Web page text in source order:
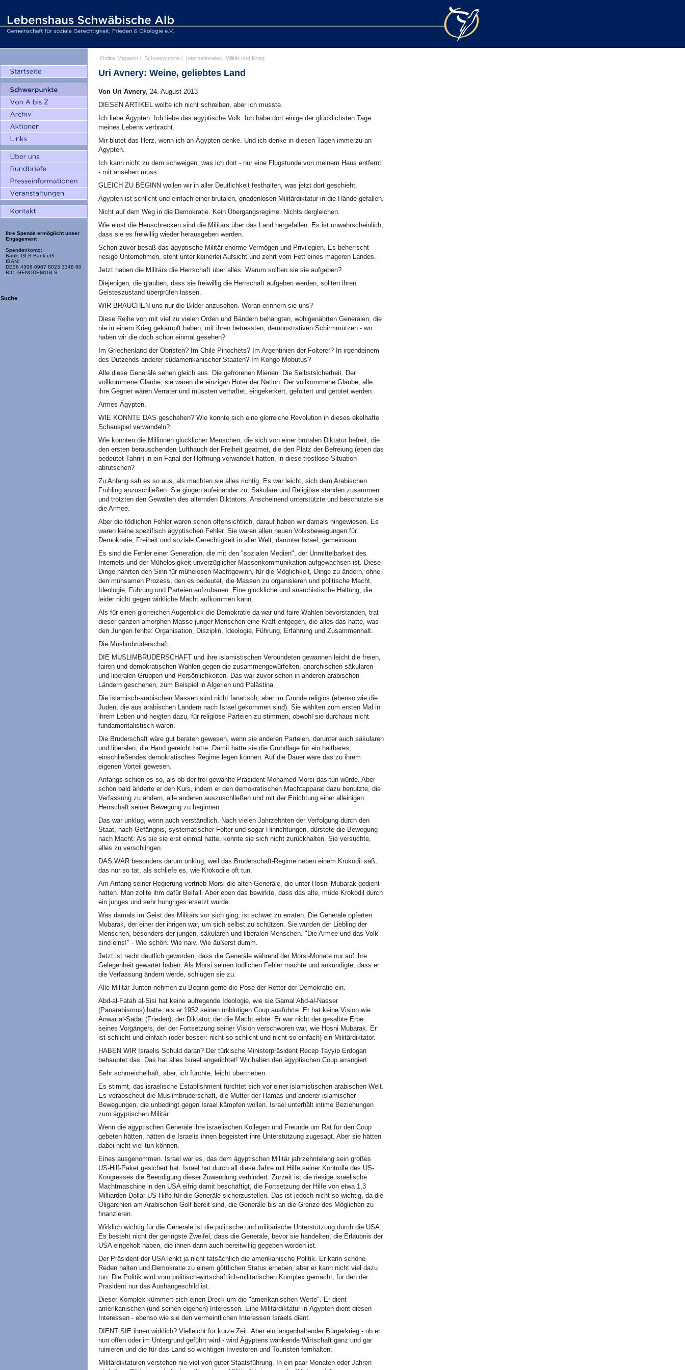
Ihre Spende ermöglicht unser
Engagement
Spendenkonto:
Bank: GLS Bank eG
IBAN:
DE36 4306 0967 8023 3348 00
BIC: GENODEM1GLS
Suche
Online Magazin / Schwerpunkte / Internationales, Militär und Krieg
Uri Avnery: Weine, geliebtes Land
Von Uri Avnery, 24. August 2013
DIESEN ARTIKEL wollte ich nicht schreiben, aber ich musste.
Ich liebe Ägypten. Ich liebe das ägyptische Volk. Ich habe dort einige der glücklichsten Tage
meines Lebens verbracht.
Mir blutet das Herz, wenn ich an Ägypten denke. Und ich denke in diesen Tagen immerzu an
Ägypten.
Ich kann nicht zu dem schweigen, was ich dort - nur eine Flugstunde von meinem Haus entfernt
- mit ansehen muss.
GLEICH ZU BEGINN wollen wir in aller Deutlichkeit festhalten, was jetzt dort geschieht.
Ägypten ist schlicht und einfach einer brutalen, gnadenlosen Militärdiktatur in die Hände gefallen.
Nicht auf dem Weg in die Demokratie. Kein Übergangsregime. Nichts dergleichen.
Wie einst die Heuschrecken sind die Militärs über das Land hergefallen. Es ist unwahrscheinlich,
dass sie es freiwillig wieder herausgeben werden.
Schon zuvor besaß das ägyptische Militär enorme Vermögen und Privilegien. Es beherrscht
riesige Unternehmen, steht unter keinerlei Aufsicht und zehrt vom Fett eines mageren Landes.
Jetzt haben die Militärs die Herrschaft über alles. Warum sollten sie sie aufgeben?
Diejenigen, die glauben, dass sie freiwillig die Herrschaft aufgeben werden, sollten ihren
Geisteszustand überprüfen lassen.
WIR BRAUCHEN uns nur die Bilder anzusehen. Woran erinnern sie uns?
Diese Reihe von mit viel zu vielen Orden und Bändern behängten, wohlgenährten Generälen, die
nie in einem Krieg gekämpft haben, mit ihren betressten, demonstrativen Schirmmützen - wo
haben wir die doch schon einmal gesehen?
Im Griechenland der Obristen? Im Chile Pinochets? Im Argentinien der Folterer? In irgendeinem
des Dutzends anderer südamerikanischer Staaten? Im Kongo Mobutus?
Alle diese Generäle sehen gleich aus. Die gefrorenen Mienen. Die Selbstsicherheit. Der
vollkommene Glaube, sie wären die einzigen Hüter der Nation. Der vollkommene Glaube, alle
ihre Gegner wären Verräter und müssten verhaftet, eingekerkert, gefoltert und getötet werden.
Armes Ägypten.
WIE KONNTE DAS geschehen? Wie konnte sich eine glorreiche Revolution in dieses ekelhafte
Schauspiel verwandeln?
Wie konnten die Millionen glücklicher Menschen, die sich von einer brutalen Diktatur befreit, die
den ersten berauschenden Lufthauch der Freiheit geatmet, die den Platz der Befreiung (eben das
bedeutet Tahrir) in ein Fanal der Hoffnung verwandelt hatten, in diese trostlose Situation
abrutschen?
Zu Anfang sah es so aus, als machten sie alles richtig. Es war leicht, sich dem Arabischen
Frühling anzuschließen. Sie gingen aufeinander zu, Säkulare und Religiöse standen zusammen
und trotzten den Gewalten des alternden Diktators. Anscheinend unterstützte und beschützte sie
die Armee.
Aber die tödlichen Fehler waren schon offensichtlich, darauf haben wir damals hingewiesen. Es
waren keine spezifisch ägyptischen Fehler. Sie waren allen neuen Volksbewegungen für
Demokratie, Freiheit und soziale Gerechtigkeit in aller Welt, darunter Israel, gemeinsam.
Es sind die Fehler einer Generation, die mit den "sozialen Medien", der Unmittelbarkeit des
Internets und der Mühelosigkeit unverzüglicher Massenkommunikation aufgewachsen ist. Diese
Dinge nährten den Sinn für mühelosen Machtgewinn, für die Möglichkeit, Dinge zu ändern, ohne
den mühsamen Prozess, den es bedeutet, die Massen zu organisieren und politische Macht,
Ideologie, Führung und Parteien aufzubauen. Eine glückliche und anarchistische Haltung, die
leider nicht gegen wirkliche Macht aufkommen kann.
Als für einen glorreichen Augenblick die Demokratie da war und faire Wahlen bevorstanden, trat
dieser ganzen amorphen Masse junger Menschen eine Kraft entgegen, die alles das hatte, was
den Jungen fehlte: Organisation, Disziplin, Ideologie, Führung, Erfahrung und Zusammenhalt.
Die Muslimbruderschaft.
DIE MUSLIMBRUDERSCHAFT und ihre islamistischen Verbündeten gewannen leicht die freien,
fairen und demokratischen Wahlen gegen die zusammengewürfelten, anarchischen säkularen
und liberalen Gruppen und Persönlichkeiten. Das war zuvor schon in anderen arabischen
Ländern geschehen, zum Beispiel in Algerien und Palästina.
Die islamisch-arabischen Massen sind nicht fanatisch, aber im Grunde religiös (ebenso wie die
Juden, die aus arabischen Ländern nach Israel gekommen sind). Sie wählten zum ersten Mal in
ihrem Leben und neigten dazu, für religiöse Parteien zu stimmen, obwohl sie durchaus nicht
fundamentalistisch waren.
Die Bruderschaft wäre gut beraten gewesen, wenn sie anderen Parteien, darunter auch säkularen
und liberalen, die Hand gereicht hätte. Damit hätte sie die Grundlage für ein haltbares,
einschließendes demokratisches Regime legen können. Auf die Dauer wäre das zu ihrem
eigenen Vorteil gewesen.
Anfangs schien es so, als ob der frei gewählte Präsident Mohamed Morsi das tun würde. Aber
schon bald änderte er den Kurs, indem er den demokratischen Machtapparat dazu benutzte, die
Verfassung zu ändern, alle anderen auszuschließen und mit der Errichtung einer alleinigen
Herrschaft seiner Bewegung zu beginnen.
Das war unklug, wenn auch verständlich. Nach vielen Jahrzehnten der Verfolgung durch den
Staat, nach Gefängnis, systematischer Folter und sogar Hinrichtungen, dürstete die Bewegung
nach Macht. Als sie sie erst einmal hatte, konnte sie sich nicht zurückhalten. Sie versuchte,
alles zu verschlingen.
DAS WAR besonders darum unklug, weil das Bruderschaft-Regime neben einem Krokodil saß,
das nur so tat, als schliefe es, wie Krokodile oft tun.
Am Anfang seiner Regierung vertrieb Morsi die alten Generäle, die unter Hosni Mubarak gedient
hatten. Man zollte ihm dafür Beifall. Aber eben das bewirkte, dass das alte, müde Krokodil durch
ein junges und sehr hungriges ersetzt wurde.
Was damals im Geist des Militärs vor sich ging, ist schwer zu erraten. Die Generäle opferten
Mubarak, der einer der ihrigen war, um sich selbst zu schützen. Sie wurden der Liebling der
Menschen, besonders der jungen, säkularen und liberalen Menschen. "Die Armee und das Volk
sind eins!" - Wie schön. Wie naiv. Wie äußerst dumm.
Jetzt ist recht deutlich geworden, dass die Generäle während der Morsi-Monate nur auf ihre
Gelegenheit gewartet haben. Als Morsi seinen tödlichen Fehler machte und ankündigte, dass er
die Verfassung ändern werde, schlugen sie zu.
Alle Militär-Junten nehmen zu Beginn gerne die Pose der Retter der Demokratie ein.
Abd-al-Fatah al-Sisi hat keine aufregende Ideologie, wie sie Gamal Abd-al-Nasser
(Panarabismus) hatte, als er 1952 seinen unblutigen Coup ausführte. Er hat keine Vision wie
Anwar al-Sadat (Frieden), der Diktator, der die Macht erbte. Er war nicht der gesalbte Erbe
seines Vorgängers, der der Fortsetzung seiner Vision verschworen war, wie Hosni Mubarak. Er
ist schlicht und einfach (oder besser: nicht so schlicht und nicht so einfach) ein Militärdiktator.
HABEN WIR Israelis Schuld daran? Der türkische Ministerpräsident Recep Tayyip Erdogan
behauptet das. Das hat alles Israel angerichtet! Wir haben den ägyptischen Coup arrangiert.
Sehr schmeichelhaft, aber, ich fürchte, leicht übertrieben.
Es stimmt, das israelische Establishment fürchtet sich vor einer islamistischen arabischen Welt.
Es verabscheut die Muslimbruderschaft, die Mutter der Hamas und anderer islamischer
Bewegungen, die unbedingt gegen Israel kämpfen wollen. Israel unterhält intime Beziehungen
zum ägyptischen Militär.
Wenn die ägyptischen Generäle ihre israelischen Kollegen und Freunde um Rat für den Coup
gebeten hätten, hätten die Israelis ihnen begeistert ihre Unterstützung zugesagt. Aber sie hätten
dabei nicht viel tun können.
Eines ausgenommen. Israel war es, das dem ägyptischen Militär jahrzehntelang sein großes
US-Hilf-Paket gesichert hat. Israel hat durch all diese Jahre mit Hilfe seiner Kontrolle des US-
Kongresses die Beendigung dieser Zuwendung verhindert. Zurzeit ist die riesige israelische
Machtmaschine in den USA eifrig damit beschäftigt, die Fortsetzung der Hilfe von etwa 1,3
Milliarden Dollar US-Hilfe für die Generäle sicherzustellen. Das ist jedoch nicht so wichtig, da die
Oligarchien am Arabischen Golf bereit sind, die Generäle bis an die Grenze des Möglichen zu
finanzieren.
Wirklich wichtig für die Generäle ist die politische und militärische Unterstützung durch die USA.
Es besteht nicht der geringste Zweifel, dass die Generäle, bevor sie handelten, die Erlaubnis der
USA eingeholt haben, die ihnen dann auch bereitwillig gegeben worden ist.
Der Präsident der USA lenkt ja nicht tatsächlich die amerikanische Politik. Er kann schöne
Reden halten und Demokratie zu einem göttlichen Status erheben, aber er kann nicht viel dazu
tun. Die Politik wird vom politisch-wirtschaftlich-militärischen Komplex gemacht, für den der
Präsident nur das Aushängeschild ist.
Dieser Komplex kümmert sich einen Dreck um die "amerikanischen Werte". Er dient
amerikanischen (und seinen eigenen) Interessen. Eine Militärdiktatur in Ägypten dient diesen
Interessen - ebenso wie sie den vermeintlichen Interessen Israels dient.
DIENT SIE ihnen wirklich? Vielleicht für kurze Zeit. Aber ein langanhaltender Bürgerkrieg - ob er
nun offen oder im Untergrund geführt wird - wird Ägyptens wankende Wirtschaft ganz und gar
ruinieren und die für das Land so wichtigen Investoren und Touristen fernhalten.
Militärdiktaturen verstehen nie viel von guter Staatsführung. In ein paar Monaten oder Jahren